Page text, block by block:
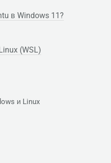
в Windows 11?
(WSL)
и Linux